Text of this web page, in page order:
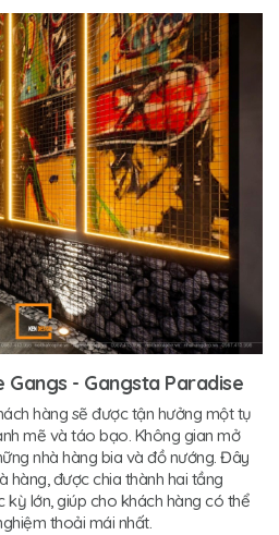
Gangs - Gangsta Paradise
hàng sẽ được tận hưởng một tụ
mẽ và táo bạo. Không gian mở
nhà hàng bia và đồ nướng. Đây
hàng, được chia thành hai tầng
kỳ lớn, giúp cho khách hàng có thể
thoải mái nhất.